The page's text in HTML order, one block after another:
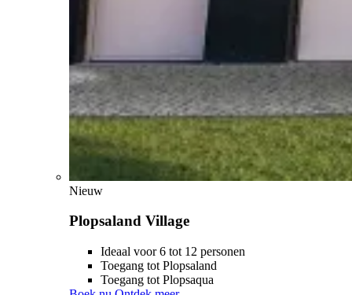
Nieuw
Plopsaland Village
Ideaal voor 6 tot 12 personen
Toegang tot Plopsaland
Toegang tot Plopsaqua